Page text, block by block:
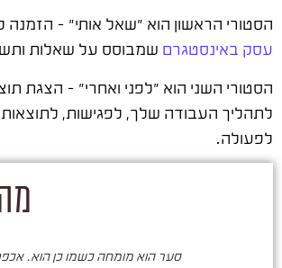
הסטורי הראשון הוא "שאל אותי" – הזמנה
עסק באינסטגרם שמבוסס על שאלות
הסטורי השני הוא "לפני ואחרי" – הצגת
לתהליך העבודה שלך, לפגישות, לתוצאות.
לפעולה.
סער הוא מומחה כשמו כן הוא.